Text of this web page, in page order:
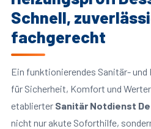
Schnell,
fachgerecht
Ein funktionierendes Sanitär-
für Sicherheit, Komfort und
etablierter Sanitär Notdienst
nicht nur akute Soforthilfe,